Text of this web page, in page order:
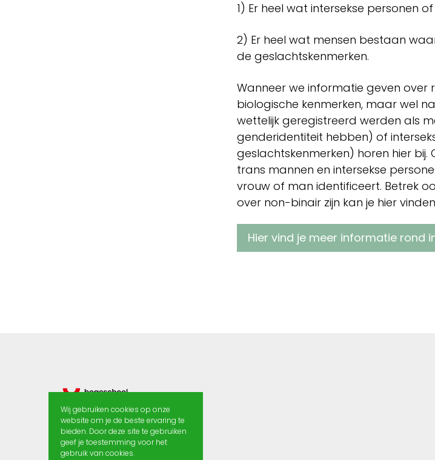
Wij gebruiken cookies op onze
website om je de beste ervaring te
bieden. Door deze site te gebruiken
geef je toestemming voor het
gebruik van cookies.
1) Er heel wat intersekse personen
2) Er heel wat mensen bestaan
de geslachtskenmerken.
Wanneer we informatie geven over
biologische kenmerken, maar wel
wettelijk geregistreerd werden als
genderidentiteit hebben) of
geslachtskenmerken) horen hier bij.
trans mannen en intersekse
vrouw of man identificeert. Betrek
over non-binair zijn kan je hier
Hier vind je meer informatie rond